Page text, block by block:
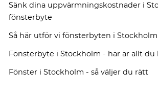
Sänk dina uppvärmningskostnader i
fönsterbyte
Så här utför vi fönsterbyten i Stockholm
Fönsterbyte i Stockholm - här är allt du
Fönster i Stockholm - så väljer du rätt